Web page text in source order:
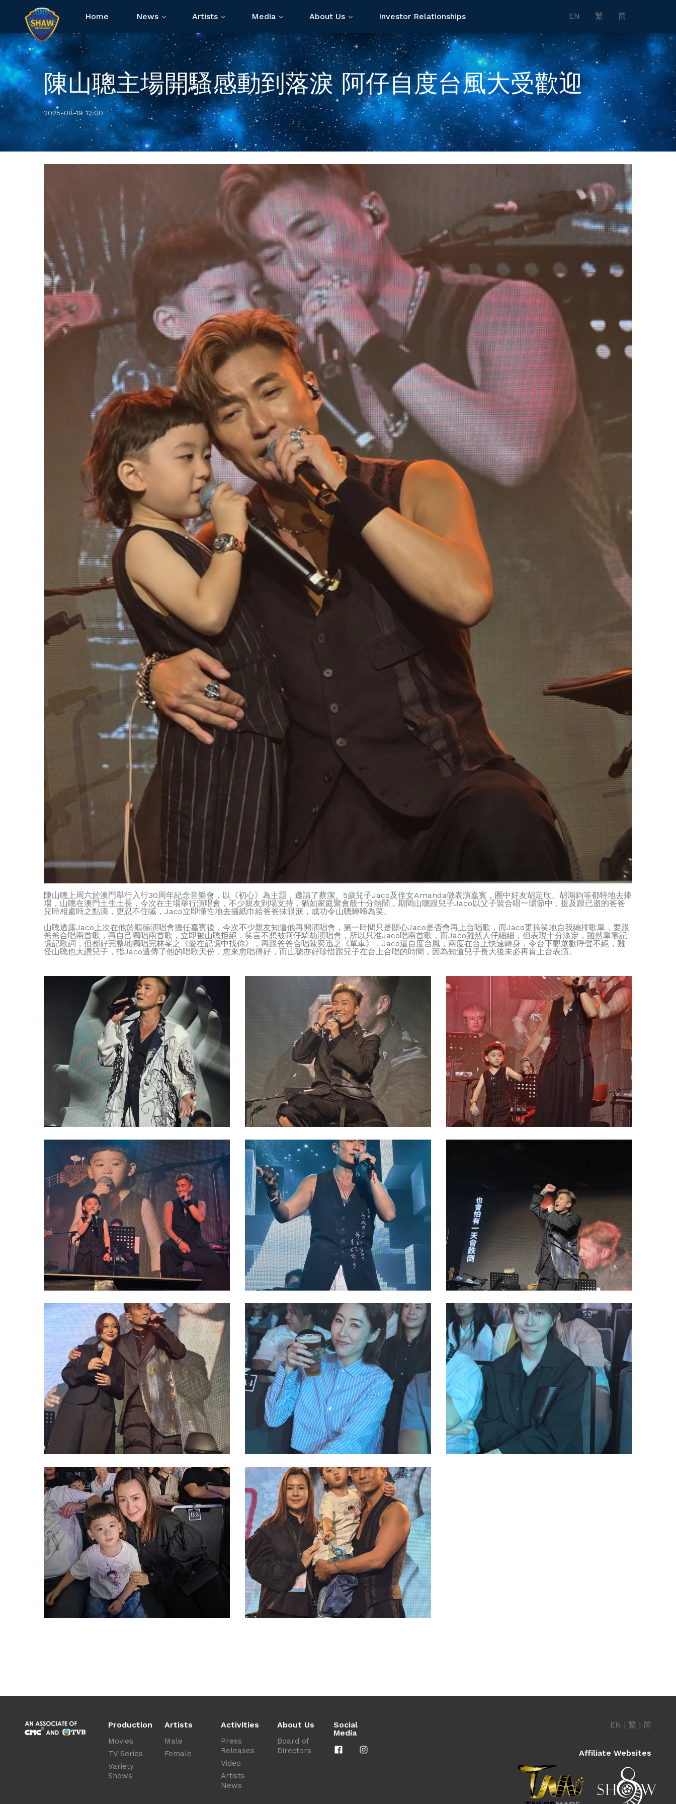
Home News Artists Media About Us Investor Relationships EN 繁 简
陳山聰主場開騷感動到落淚 阿仔自度台風大受歡迎
2025-08-19 12:00
陳山聰上周六於澳門舉行入行30周年紀念音樂會，以《初心》為主題，邀請了蔡潔、5歲兒子Jaco及侄女Amanda做表演嘉賓，圈中好友胡定欣、胡鴻鈞等都特地去捧
場，山聰在澳門土生土長，今次在主場舉行演唱會，不少親友到場支持，猶如家庭聚會般十分熱鬧，期間山聰跟兒子Jaco以父子裝合唱一環節中，提及跟已逝的爸爸
兒時相處時之點滴，更忍不住嘁，Jaco立即懂性地去攞紙巾給爸爸抹眼淚，成功令山聰轉啼為笑。
山聰透露Jaco上次在他於順德演唱會擔任嘉賓後，今次不少親友知道他再開演唱會，第一時間只是關心Jaco是否會再上台唱歌，而Jaco更搞笑地自我編排歌單，要跟
爸爸合唱兩首歌，再自己獨唱兩首歌，立即被山聰拒絕，笑言不想被阿仔騎劫演唱會，所以只准Jaco唱兩首歌，而Jaco雖然人仔細細，但表現十分淡定，雖然單靠記
憶記歌詞，但都好完整地獨唱完林峯之《愛在記憶中找你》，再跟爸爸合唱陳奕迅之《單車》，Jaco還自度台風，兩度在台上快速轉身，令台下觀眾歡呼聲不絕，難
怪山聰也大讚兒子，指Jaco遺傳了他的唱歌天份，愈來愈唱得好，而山聰亦好珍惜跟兒子在台上合唱的時間，因為知道兒子長大後未必再肯上台表演。
Production
Movies
TV Series
Variety
Shows
Artists
Male
Female
Activities
Press
Releases
Video
Artists
News
About Us
Board of
Directors
Social
Media
EN | 繁 | 简
Affiliate Websites